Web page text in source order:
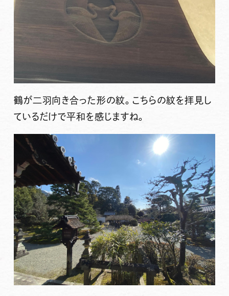
鶴が二羽向き合った形の紋。こちらの紋を拝見し
ているだけで平和を感じますね。